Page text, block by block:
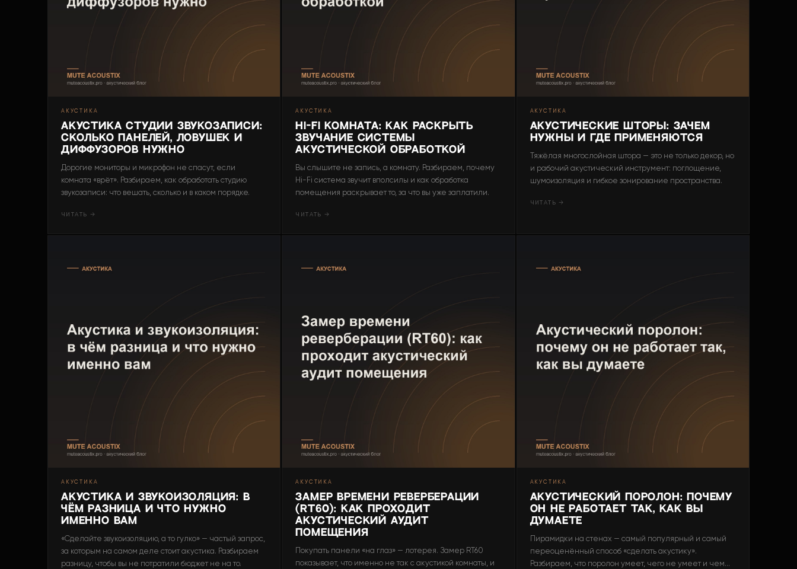
АКУСТИКА
Акустика студии звукозаписи:
сколько панелей, ловушек и
диффузоров нужно
Дорогие мониторы и микрофон не спасут, если
комната «врёт». Разбираем, как обработать студию
звукозаписи: что вешать, сколько и в каком порядке.
ЧИТАТЬ →
АКУСТИКА
Hi-Fi комната: как раскрыть
звучание системы
акустической обработкой
Вы слышите не запись, а комнату. Разбираем, почему
Hi-Fi система звучит вполсилы и как обработка
помещения раскрывает то, за что вы уже заплатили.
ЧИТАТЬ →
АКУСТИКА
Акустические шторы: зачем
нужны и где применяются
Тяжёлая многослойная штора — это не только декор, но
и рабочий акустический инструмент: поглощение,
шумоизоляция и гибкое зонирование пространства.
ЧИТАТЬ →
АКУСТИКА
Акустика и звукоизоляция: в
чём разница и что нужно
именно вам
«Сделайте звукоизоляцию, а то гулко» — частый запрос,
за которым на самом деле стоит акустика. Разбираем
разницу, чтобы вы не потратили бюджет не на то.
АКУСТИКА
Замер времени реверберации
(RT60): как проходит
акустический аудит
помещения
Покупать панели «на глаз» — лотерея. Замер RT60
показывает, что именно не так с акустикой комнаты, и
АКУСТИКА
Акустический поролон: почему
он не работает так, как вы
думаете
Пирамидки на стенах — самый популярный и самый
переоценённый способ «сделать акустику».
Разбираем, что поролон умеет, чего не умеет и чем